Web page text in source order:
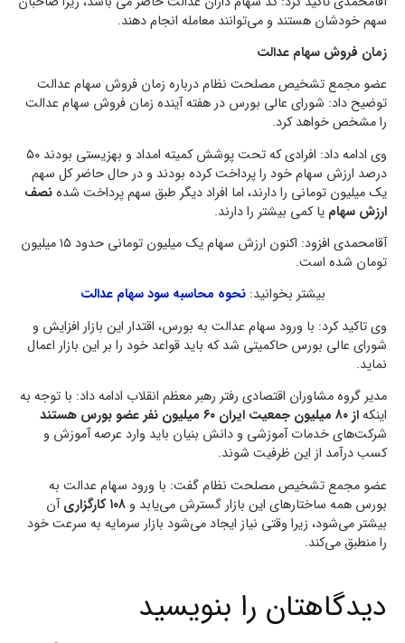
سهم خودشان هستند و می‌توانند معامله انجام دهند.
زمان فروش سهام عدالت
عضو مجمع تشخیص مصلحت نظام درباره زمان فروش سهام عدالت
توضیح داد: شورای عالی بورس در هفته آینده زمان فروش سهام عدالت
را مشخص خواهد کرد.
وی ادامه داد: افرادی که تحت پوشش کمیته امداد و بهزیستی بودند ۵۰
درصد ارزش سهام خود را پرداخت کرده بودند و در حال حاضر کل سهم
یک میلیون تومانی را دارند، اما افراد دیگر طبق سهم پرداخت شدهنصف
ارزش سهام یا کمی بیشتر را دارند.
آقامحمدی افزود: اکنون ارزش سهام یک میلیون تومانی حدود ۱۵ میلیون
تومان شده است.
بیشتر بخوانید:نحوه محاسبه سود سهام عدالت
وی تاکید کرد: با ورود سهام عدالت به بورس، اقتدار این بازار افزایش و
شورای عالی بورس حاکمیتی شد که باید قواعد خود را بر این بازار اعمال
نماید.
مدیر گروه مشاوران اقتصادی رفتر رهبر معظم انقلاب ادامه داد: با توجه به
اینکهاز ۸۰ میلیون جمعیت ایران ۶۰ میلیون نفر عضو بورس هستند
شرکت‌های خدمات آموزشی و دانش بنیان باید وارد عرصه آموزش و
کسب درآمد از این ظرفیت شوند.
عضو مجمع تشخیص مصلحت نظام گفت: با ورود سهام عدالت به
بورس همه ساختار‌های این بازار گسترش می‌یابد و
آن
بیشتر می‌شود، زیرا وقتی نیاز ایجاد می‌شود بازار سرمایه به سرعت خود
را منطبق می‌کند.
دیدگاهتان را بنویسید